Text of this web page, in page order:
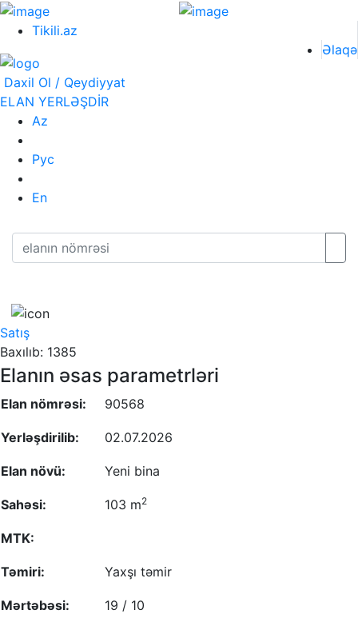
Tikili.az
Əlaqə
Daxil Ol / Qeydiyyat
ELAN YERLƏŞDİR
Az
Рус
En
Satış
Baxılıb: 1385
Elanın əsas parametrləri
Elan nömrəsi: 90568
Yerləşdirilib: 02.07.2026
Elan növü: Yeni bina
Sahəsi: 103 m2
MTK:
Təmiri: Yaxşı təmir
Mərtəbəsi: 19 / 10